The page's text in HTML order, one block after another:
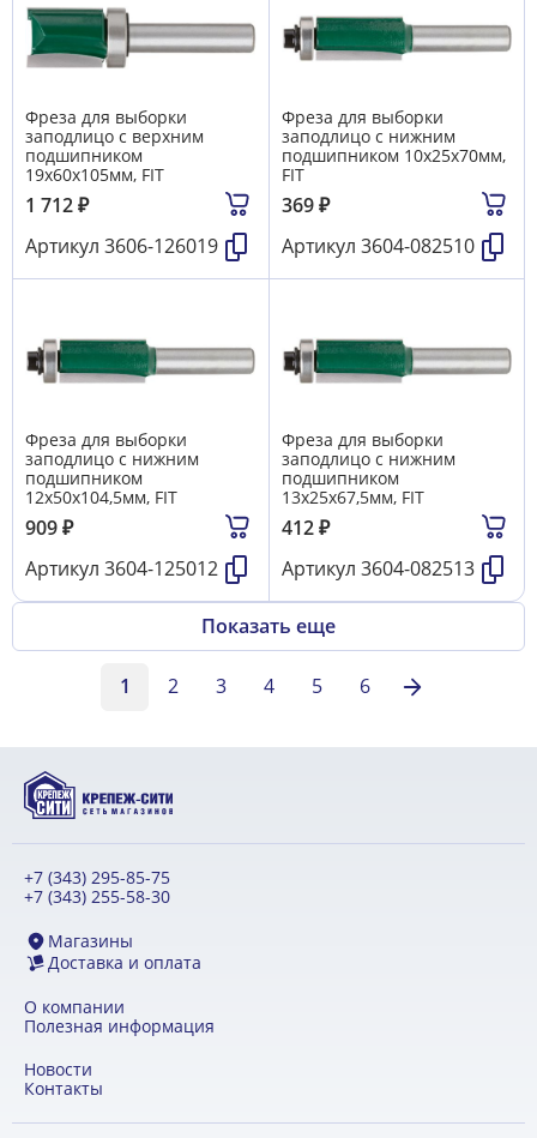
Фреза для выборки
заподлицо с верхним
подшипником
19х60х105мм, FIT
1 712₽
Артикул 3606-126019
Фреза для выборки
заподлицо с нижним
подшипником 10х25х70мм,
FIT
369₽
Артикул 3604-082510
Фреза для выборки
заподлицо с нижним
подшипником
12х50х104,5мм, FIT
909₽
Артикул 3604-125012
Фреза для выборки
заподлицо с нижним
подшипником
13х25х67,5мм, FIT
412₽
Артикул 3604-082513
Показать еще
1 2 3 4 5 6
+7 (343) 295-85-75
+7 (343) 255-58-30
Магазины
Доставка и оплата
О компании
Полезная информация
Новости
Контакты